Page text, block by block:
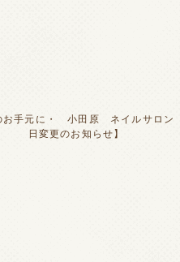
お手元に・ 小田原 ネイルサロ
日変更のお知らせ】